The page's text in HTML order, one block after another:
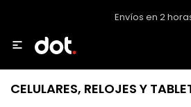
Envíos en 2

CELULARES, RELOJES Y